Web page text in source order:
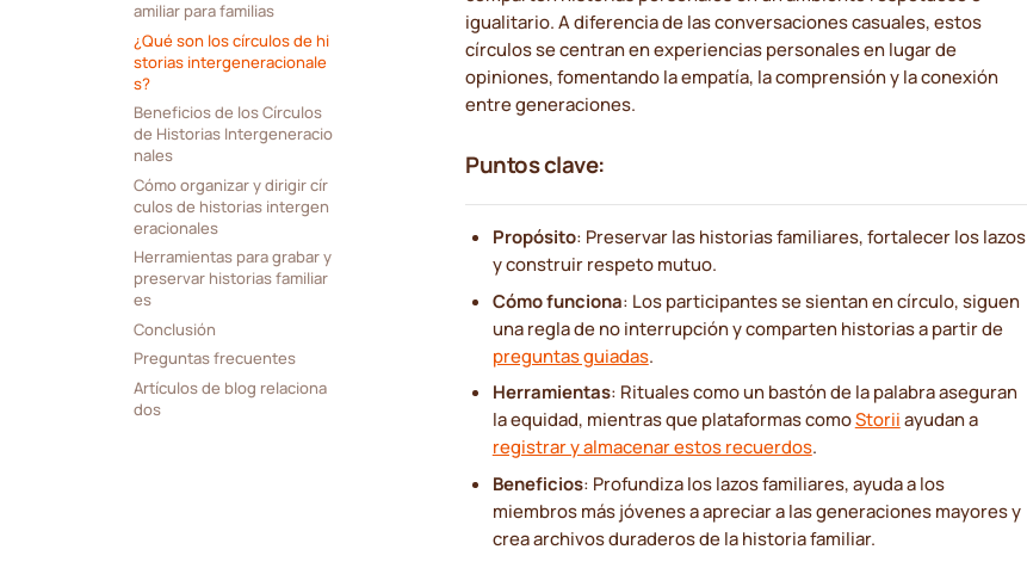
amiliar para familias
¿Qué son los círculos de hi
storias intergeneracionale
s?
Beneficios de los Círculos
de Historias Intergeneracio
nales
Cómo organizar y dirigir cír
culos de historias intergen
eracionales
Herramientas para grabar y
preservar historias familiar
es
Conclusión
Preguntas frecuentes
Artículos de blog relaciona
dos
igualitario. A diferencia de las conversaciones casuales, estos
círculos se centran en experiencias personales en lugar de
opiniones, fomentando la empatía, la comprensión y la conexión
entre generaciones.
Puntos clave:
Propósito: Preservar las historias familiares, fortalecer los lazos
y construir respeto mutuo.
Cómo funciona: Los participantes se sientan en círculo, siguen
una regla de no interrupción y comparten historias a partir de
preguntas guiadas.
Herramientas: Rituales como un bastón de la palabra aseguran
la equidad, mientras que plataformas comoStorii ayudan a
registrar y almacenar estos recuerdos.
Beneficios: Profundiza los lazos familiares, ayuda a los
miembros más jóvenes a apreciar a las generaciones mayores y
crea archivos duraderos de la historia familiar.